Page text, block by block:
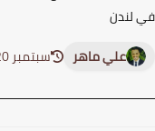
علي ماهر
سبتمبر 20, 2025